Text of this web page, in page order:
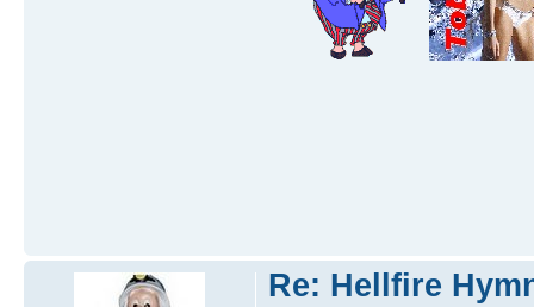
Re: Hellfire